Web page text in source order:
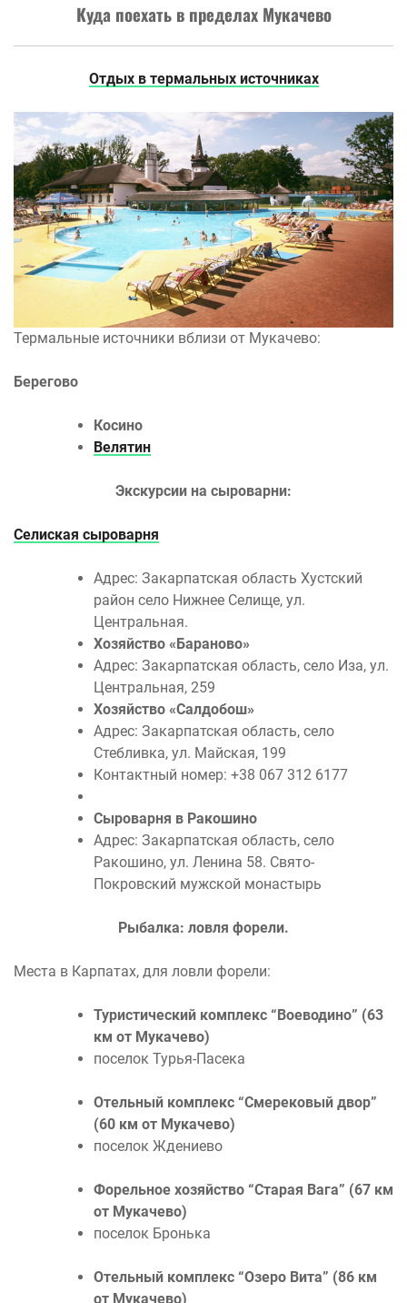
Куда поехать в пределах Мукачево
Отдых в термальных источниках
Термальные источники вблизи от Мукачево:
Берегово
Косино
Велятин
Экскурсии на сыроварни:
Селиская сыроварня
Адрес: Закарпатская область Хустский
район село Нижнее Селище, ул.
Центральная.
Хозяйство «Бараново»
Адрес: Закарпатская область, село Иза, ул.
Центральная, 259
Хозяйство «Салдобош»
Адрес: Закарпатская область, село
Стебливка, ул. Майская, 199
Контактный номер: +38 067 312 6177
Сыроварня в Ракошино
Адрес: Закарпатская область, село
Ракошино, ул. Ленина 58. Свято-
Покровский мужской монастырь
Рыбалка: ловля форели.
Места в Карпатах, для ловли форели:
Туристический комплекс “Воеводино” (63
км от Мукачево)
поселок Турья-Пасека
Отельный комплекс “Смерековый двор”
(60 км от Мукачево)
поселок Ждениево
Форельное хозяйство “Старая Вага” (67 км
от Мукачево)
поселок Бронька
Отельный комплекс “Озеро Вита” (86 км
от Мукачево)